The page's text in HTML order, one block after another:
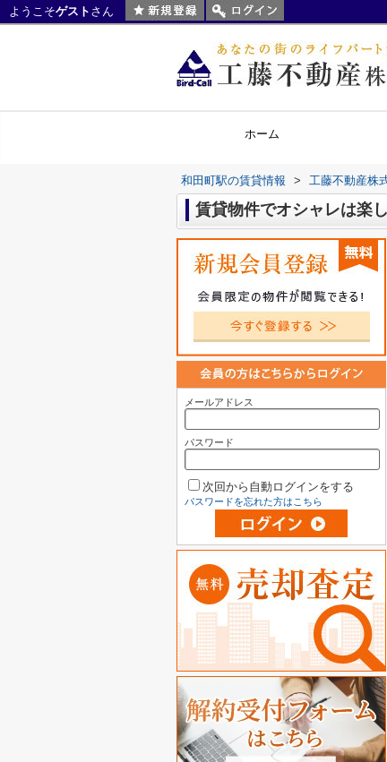
ようこそゲスト さん
ホーム
和田町駅の賃貸情報 > 工藤不動産株
賃貸物件でオシャレは楽
メールアドレス
パスワード
次回から自動ログインをする
パスワードを忘れた方はこちら